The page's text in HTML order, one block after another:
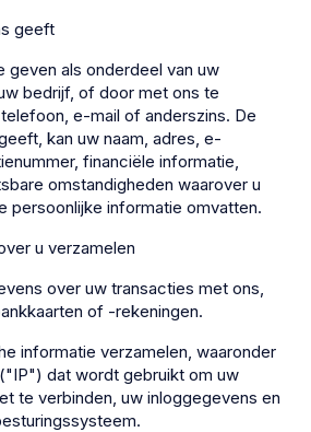
geeft
geven als onderdeel van uw
bedrijf, of door met ons te
e-mail of anderszins. De
kan uw naam, adres, e-
financiële informatie,
omstandigheden waarover u
persoonlijke informatie omvatten.
u verzamelen
over uw transacties met ons,
of -rekeningen.
informatie verzamelen, waaronder
dat wordt gebruikt om uw
te verbinden, uw inloggegevens en